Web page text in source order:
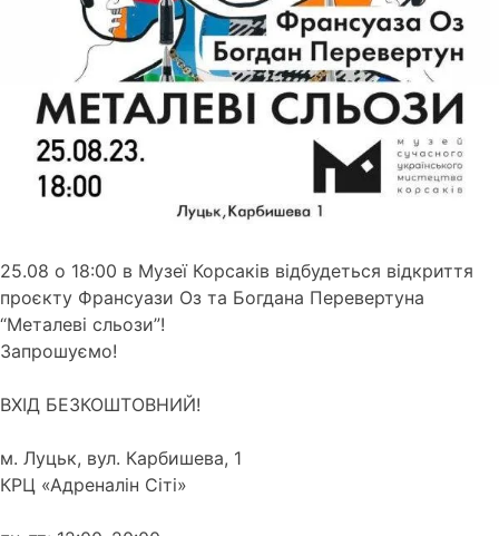
25.08 о 18:00 в Музеї Корсаків відбудеться відкриття
проєкту Франсуази Оз та Богдана Перевертуна
“Металеві сльози”!
Запрошуємо!
ВХІД БЕЗКОШТОВНИЙ!
м. Луцьк, вул. Карбишева, 1
КРЦ «Адреналін Сіті»